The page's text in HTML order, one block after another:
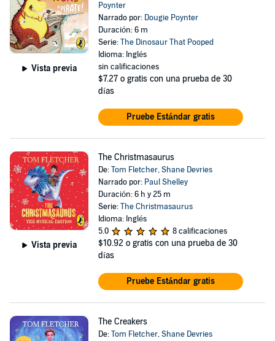
Vista previa
Poynter
Narrado por: Dougie Poynter
Duración: 6 m
Serie:The Dinosaur That Pooped
Idioma: Inglés
sin calificaciones
$7.27 o gratis con una prueba de 30
días
Pruebe Estándar gratis
Vista previa
The Christmasaurus
De:Tom Fletcher,Shane Devries
Narrado por: Paul Shelley
Duración: 6 h y 25 m
Serie:The Christmasaurus
Idioma: Inglés
5.0
8 calificaciones
$10.92 o gratis con una prueba de 30
días
Pruebe Estándar gratis
The Creakers
De:Tom Fletcher,Shane Devries